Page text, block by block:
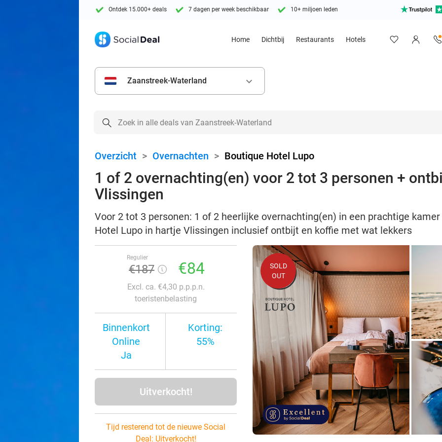
Ontdek 15.000+ deals 7 dagen per week beschikbaar 10+ miljoen leden
Home Dichtbij Restaurants Hotels
Zaanstreek-Waterland keyboard_arrow_down
Overzicht > Overnachten > Boutique Hotel Lupo
1 of 2 overnachting(en) voor 2 tot 3 personen +
Vlissingen
Voor 2 tot 3 personen: 1 of 2 heerlijke overnachting(en) in een prachtige
Hotel Lupo in hartje Vlissingen inclusief ontbijt en koffie met wat lekkers
Regulier
€187 €84
Excl. ca. €4,30 p.p.p.n.
toeristenbelasting
Binnenkort
Online
Ja
Korting:
55%
Uitverkocht!
Tijd resterend tot de nieuwe Social
Deal: Uitverkocht!
SOLD
OUT